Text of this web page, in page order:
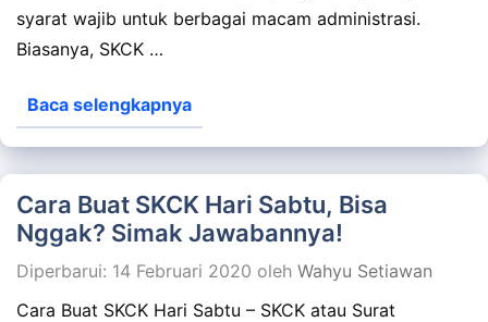
syarat wajib untuk berbagai macam administrasi.
Biasanya, SKCK …
Baca selengkapnya
Cara Buat SKCK Hari Sabtu, Bisa
Nggak? Simak Jawabannya!
Diperbarui: 14 Februari 2020 oleh Wahyu Setiawan
Cara Buat SKCK Hari Sabtu – SKCK atau Surat